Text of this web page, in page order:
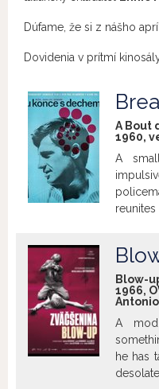
Dúfame, že si z nášho
Dovidenia v prítmí
A Bout
1960,
A
Blow-
1966,
A mod
he has